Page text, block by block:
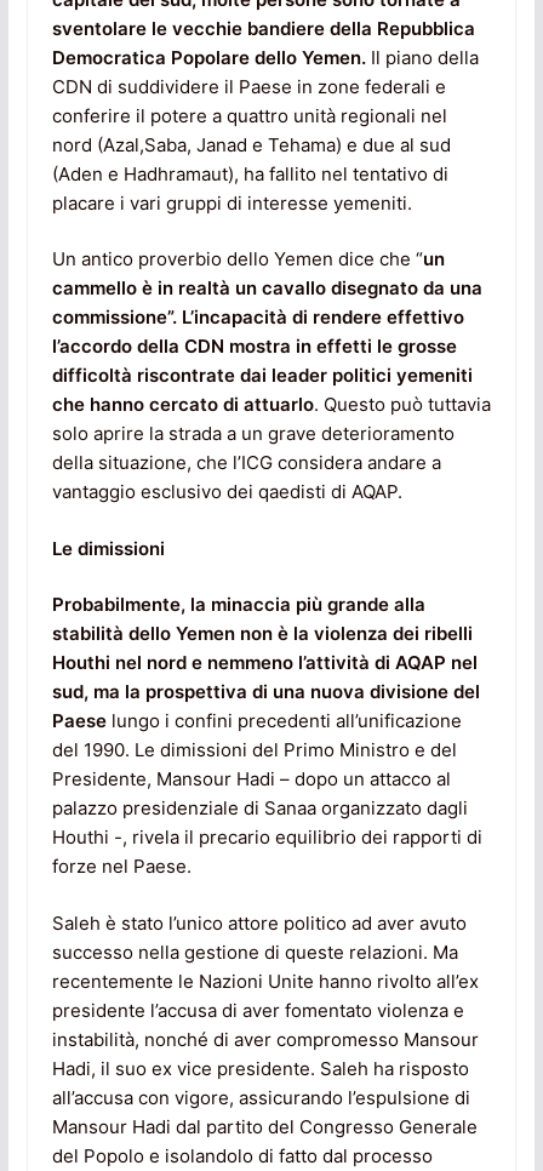
sventolare le vecchie bandiere della Repubblica
Democratica Popolare dello Yemen.Il piano della
CDN di suddividere il Paese in zone federali e
conferire il potere a quattro unità regionali nel
nord (Azal,Saba, Janad e Tehama) e due al sud
(Aden e Hadhramaut), ha fallito nel tentativo di
placare i vari gruppi di interesse yemeniti.
Un antico proverbio dello Yemen dice che “un
cammello è in realtà un cavallo disegnato da una
commissione”. L’incapacità di rendere effettivo
l’accordo della CDN mostra in effetti le grosse
difficoltà riscontrate dai leader politici yemeniti
che hanno cercato di attuarlo. Questo può tuttavia
solo aprire la strada a un grave deterioramento
della situazione, che l’ICG considera andare a
vantaggio esclusivo dei qaedisti di AQAP.
Le dimissioni
Probabilmente, la minaccia più grande alla
stabilità dello Yemen non è la violenza dei ribelli
Houthi nel nord e nemmeno l’attività di AQAP nel
sud, ma la prospettiva di una nuova divisione del
Paeselungo i confini precedenti all’unificazione
del 1990. Le dimissioni del Primo Ministro e del
Presidente, Mansour Hadi – dopo un attacco al
palazzo presidenziale di Sanaa organizzato dagli
Houthi -, rivela il precario equilibrio dei rapporti di
forze nel Paese.
Saleh è stato l’unico attore politico ad aver avuto
successo nella gestione di queste relazioni. Ma
recentemente le Nazioni Unite hanno rivolto all’ex
presidente l’accusa di aver fomentato violenza e
instabilità, nonché di aver compromesso Mansour
Hadi, il suo ex vice presidente. Saleh ha risposto
all’accusa con vigore, assicurando l’espulsione di
Mansour Hadi dal partito del Congresso Generale
del Popolo e isolandolo di fatto dal processo